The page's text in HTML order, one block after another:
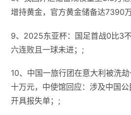
增持黄金，官方黄金储备达7390
9、2025东亚杯：国足首战0比3
六连败且一球未进；;
10、中国一旅行团在意大利被洗
十万元，中使馆回应：涉及中国
开具报失单；;